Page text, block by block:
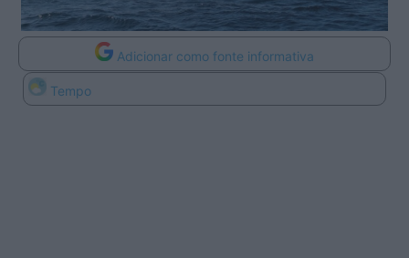
Adicionar como fonte informativa
Tempo